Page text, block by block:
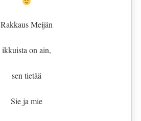
Rakkaus Meijän
ikkuista on ain,
sen tietää
Sie ja mie